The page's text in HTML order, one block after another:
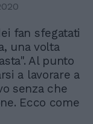
fan sfegatati
una volta
Al punto
a lavorare a
senza che
Ecco come